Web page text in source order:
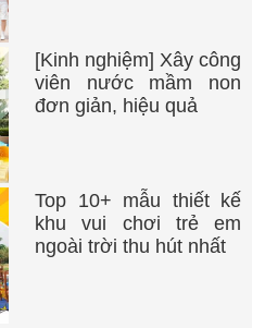
[Kinh nghiệm] Xây công
viên nước mầm non
đơn giản, hiệu quả
Top 10+ mẫu thiết kế
khu vui chơi trẻ em
ngoài trời thu hút nhất